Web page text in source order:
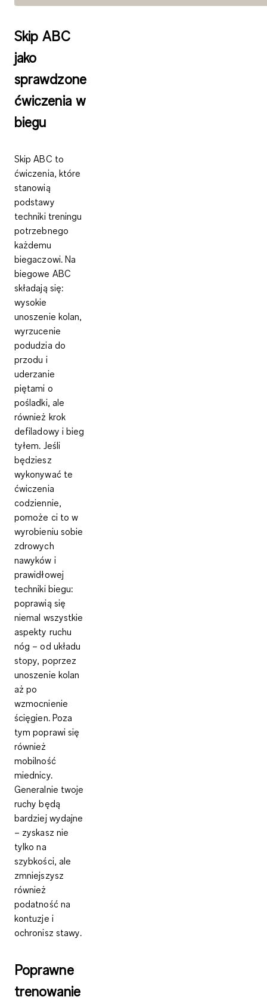
Skip ABC
jako
sprawdzone
ćwiczenia w
biegu
Skip ABC to
ćwiczenia, które
stanowią
podstawy
technikitreningu
potrzebnego
każdemu
biegaczowi. Na
biegowe ABC
składają się:
wysokie
unoszenie kolan,
wyrzucenie
podudzia do
przodu i
uderzanie
piętami o
pośladki, ale
również krok
defiladowy i bieg
tyłem. Jeśli
będziesz
wykonywać te
ćwiczenia
codziennie,
pomoże ci to w
wyrobieniu sobie
zdrowych
nawyków i
prawidłowej
techniki biegu:
poprawią się
niemal wszystkie
aspekty ruchu
nóg – od układu
stopy, poprzez
unoszenie kolan
aż po
wzmocnienie
ścięgien. Poza
tym poprawi się
również
mobilność
miednicy.
Generalnie twoje
ruchy będą
bardziej wydajne
– zyskasz nie
tylko na
szybkości, ale
zmniejszysz
również
podatność na
kontuzje i
ochronisz stawy.
Poprawne
trenowanie